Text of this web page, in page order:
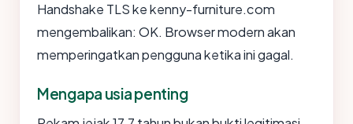
Handshake TLS ke kenny-furniture.com
mengembalikan: OK. Browser modern akan
memperingatkan pengguna ketika ini gagal.
Mengapa usia penting